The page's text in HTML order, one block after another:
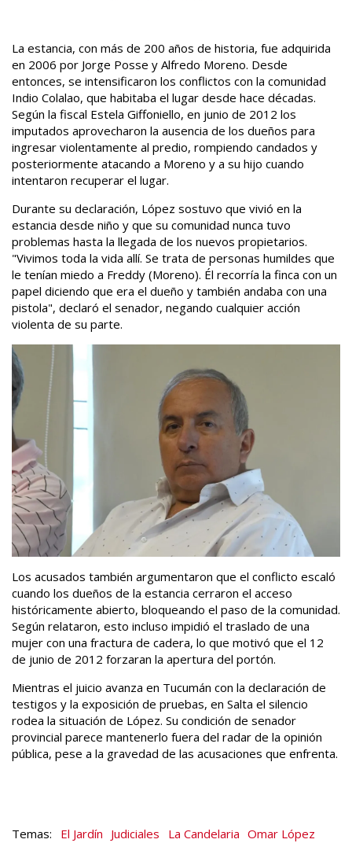
La estancia, con más de 200 años de historia, fue adquirida
en 2006 por Jorge Posse y Alfredo Moreno. Desde
entonces, se intensificaron los conflictos con la comunidad
Indio Colalao, que habitaba el lugar desde hace décadas.
Según la fiscal Estela Giffoniello, en junio de 2012 los
imputados aprovecharon la ausencia de los dueños para
ingresar violentamente al predio, rompiendo candados y
posteriormente atacando a Moreno y a su hijo cuando
intentaron recuperar el lugar.
Durante su declaración, López sostuvo que vivió en la
estancia desde niño y que su comunidad nunca tuvo
problemas hasta la llegada de los nuevos propietarios.
"Vivimos toda la vida allí. Se trata de personas humildes que
le tenían miedo a Freddy (Moreno). Él recorría la finca con un
papel diciendo que era el dueño y también andaba con una
pistola", declaró el senador, negando cualquier acción
violenta de su parte.
Los acusados también argumentaron que el conflicto escaló
cuando los dueños de la estancia cerraron el acceso
históricamente abierto, bloqueando el paso de la comunidad.
Según relataron, esto incluso impidió el traslado de una
mujer con una fractura de cadera, lo que motivó que el 12
de junio de 2012 forzaran la apertura del portón.
Mientras el juicio avanza en Tucumán con la declaración de
testigos y la exposición de pruebas, en Salta el silencio
rodea la situación de López. Su condición de senador
provincial parece mantenerlo fuera del radar de la opinión
pública, pese a la gravedad de las acusaciones que enfrenta.
El Jardín Judiciales La Candelaria Omar López